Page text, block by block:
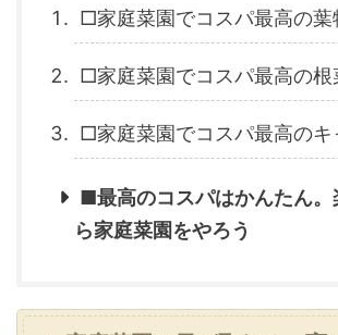
□家庭菜園でコスパ最高の葉
□家庭菜園でコスパ最高の根
□家庭菜園でコスパ最高のキ
■最高のコスパはかんたん。
ら家庭菜園をやろう